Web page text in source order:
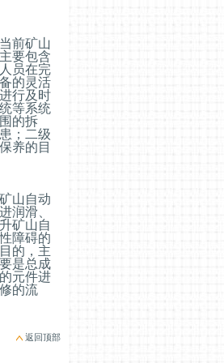
前矿山
要包含
员在完
的灵活
行及时
等系统
的拆
；二级
养的目
山自动
润滑、
矿山自
障碍的
的，主
是总成
元件进
的流
返回顶部